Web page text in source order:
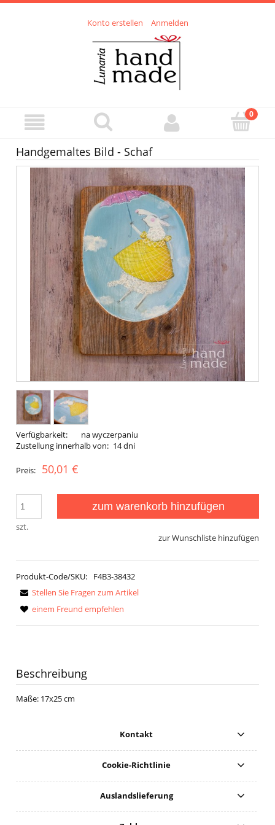
Konto erstellen Anmelden
Handgemaltes Bild - Schaf
Verfügbarkeit:
na wyczerpaniu
Zustellung innerhalb von: 14 dni
Preis: 50,01 €
szt.
zum warenkorb hinzufügen
zur Wunschliste hinzufügen
Produkt-Code/SKU:
F4B3-38432
Stellen Sie Fragen zum Artikel
einem Freund empfehlen
Beschreibung
Maße: 17x25 cm
Kontakt
Cookie-Richtlinie
Auslandslieferung